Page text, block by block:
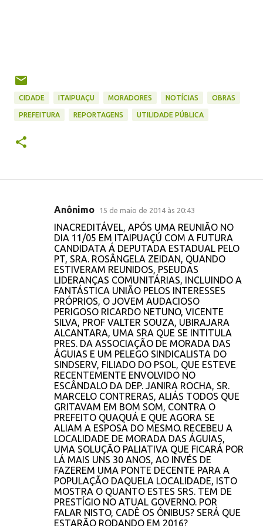
CIDADE ITAIPUAÇU MORADORES NOTÍCIAS OBRAS
PREFEITURA REPORTAGENS UTILIDADE PÚBLICA
Anônimo 15 de maio de 2014 às 20:43
INACREDITÁVEL, APÓS UMA REUNIÃO NO
DIA 11/05 EM ITAIPUAÇÚ COM A FUTURA
CANDIDATA Á DEPUTADA ESTADUAL PELO
PT, SRA. ROSÂNGELA ZEIDAN, QUANDO
ESTIVERAM REUNIDOS, PSEUDAS
LIDERANÇAS COMUNITÁRIAS, INCLUINDO A
FANTÁSTICA UNIÃO PELOS INTERESSES
PRÓPRIOS, O JOVEM AUDACIOSO
PERIGOSO RICARDO NETUNO, VICENTE
SILVA, PROF VALTER SOUZA, UBIRAJARA
ALCANTARA, UMA SRA QUE SE INTITULA
PRES. DA ASSOCIAÇÃO DE MORADA DAS
ÁGUIAS E UM PELEGO SINDICALISTA DO
SINDSERV, FILIADO DO PSOL, QUE ESTEVE
RECENTEMENTE ENVOLVIDO NO
ESCÂNDALO DA DEP. JANIRA ROCHA, SR.
MARCELO CONTRERAS, ALIÁS TODOS QUE
GRITAVAM EM BOM SOM, CONTRA O
PREFEITO QUAQUÁ E QUE AGORA SE
ALIAM A ESPOSA DO MESMO. RECEBEU A
LOCALIDADE DE MORADA DAS ÁGUIAS,
UMA SOLUÇÃO PALIATIVA QUE FICARÁ POR
LÁ MAIS UNS 30 ANOS, AO INVÉS DE
FAZEREM UMA PONTE DECENTE PARA A
POPULAÇÃO DAQUELA LOCALIDADE, ISTO
MOSTRA O QUANTO ESTES SRS. TEM DE
PRESTÍGIO NO ATUAL GOVERNO. POR
FALAR NISTO, CADÊ OS ÔNIBUS? SERÁ QUE
ESTARÃO RODANDO EM 2016?